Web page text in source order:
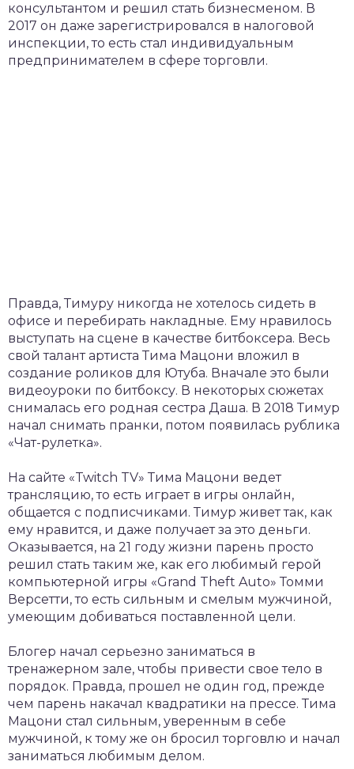
консультантом и решил стать бизнесменом. В
2017 он даже зарегистрировался в налоговой
инспекции, то есть стал индивидуальным
предпринимателем в сфере торговли.
Правда, Тимуру никогда не хотелось сидеть в
офисе и перебирать накладные. Ему нравилось
выступать на сцене в качестве битбоксера. Весь
свой талант артиста Тима Мацони вложил в
создание роликов для Ютуба. Вначале это были
видеоуроки по битбоксу. В некоторых сюжетах
снималась его родная сестра Даша. В 2018 Тимур
начал снимать пранки, потом появилась рублика
«Чат-рулетка».
На сайте «Twitch TV» Тима Мацони ведет
трансляцию, то есть играет в игры онлайн,
общается с подписчиками. Тимур живет так, как
ему нравится, и даже получает за это деньги.
Оказывается, на 21 году жизни парень просто
решил стать таким же, как его любимый герой
компьютерной игры «Grand Theft Auto» Томми
Версетти, то есть сильным и смелым мужчиной,
умеющим добиваться поставленной цели.
Блогер начал серьезно заниматься в
тренажерном зале, чтобы привести свое тело в
порядок. Правда, прошел не один год, прежде
чем парень накачал квадратики на прессе. Тима
Мацони стал сильным, уверенным в себе
мужчиной, к тому же он бросил торговлю и начал
заниматься любимым делом.